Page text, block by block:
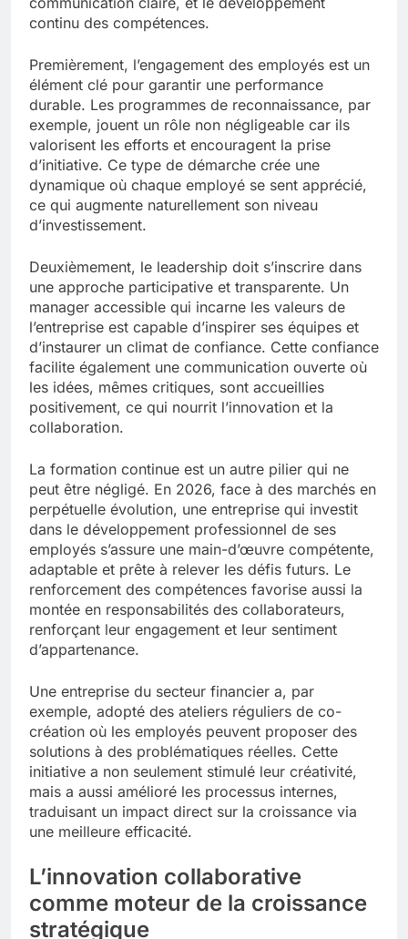
continu des compétences.
Premièrement, l’engagement des employés est un
élément clé pour garantir une performance
durable. Les programmes de reconnaissance, par
exemple, jouent un rôle non négligeable car ils
valorisent les efforts et encouragent la prise
d’initiative. Ce type de démarche crée une
dynamique où chaque employé se sent apprécié,
ce qui augmente naturellement son niveau
d’investissement.
Deuxièmement, le leadership doit s’inscrire dans
une approche participative et transparente. Un
manager accessible qui incarne les valeurs de
l’entreprise est capable d’inspirer ses équipes et
d’instaurer un climat de confiance. Cette confiance
facilite également une communication ouverte où
les idées, mêmes critiques, sont accueillies
positivement, ce qui nourrit l’innovation et la
collaboration.
La formation continue est un autre pilier qui ne
peut être négligé. En 2026, face à des marchés en
perpétuelle évolution, une entreprise qui investit
dans le développement professionnel de ses
employés s’assure une main-d’œuvre compétente,
adaptable et prête à relever les défis futurs. Le
renforcement des compétences favorise aussi la
montée en responsabilités des collaborateurs,
renforçant leur engagement et leur sentiment
d’appartenance.
Une entreprise du secteur financier a, par
exemple, adopté des ateliers réguliers de co-
création où les employés peuvent proposer des
solutions à des problématiques réelles. Cette
initiative a non seulement stimulé leur créativité,
mais a aussi amélioré les processus internes,
traduisant un impact direct sur la croissance via
une meilleure efficacité.
L’innovation collaborative
comme moteur de la croissance
stratégique